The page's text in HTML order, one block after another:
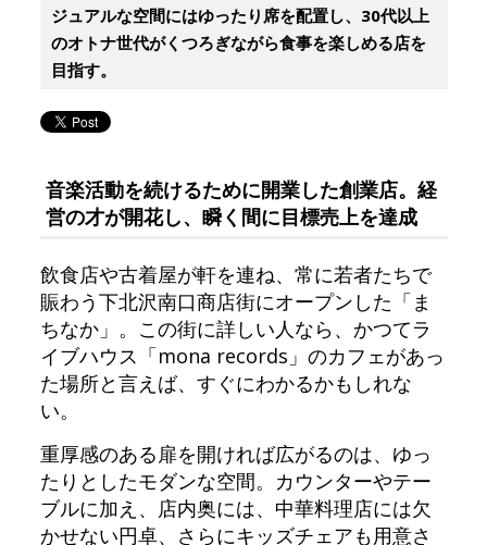
ジュアルな空間にはゆったり席を配置し、30代以上
のオトナ世代がくつろぎながら食事を楽しめる店を
目指す。
音楽活動を続けるために開業した創業店。経
営の才が開花し、瞬く間に目標売上を達成
飲食店や古着屋が軒を連ね、常に若者たちで
賑わう下北沢南口商店街にオープンした「ま
ちなか」。この街に詳しい人なら、かつてラ
イブハウス「mona records」のカフェがあっ
た場所と言えば、すぐにわかるかもしれな
い。
重厚感のある扉を開ければ広がるのは、ゆっ
たりとしたモダンな空間。カウンターやテー
ブルに加え、店内奥には、中華料理店には欠
かせない円卓、さらにキッズチェアも用意さ